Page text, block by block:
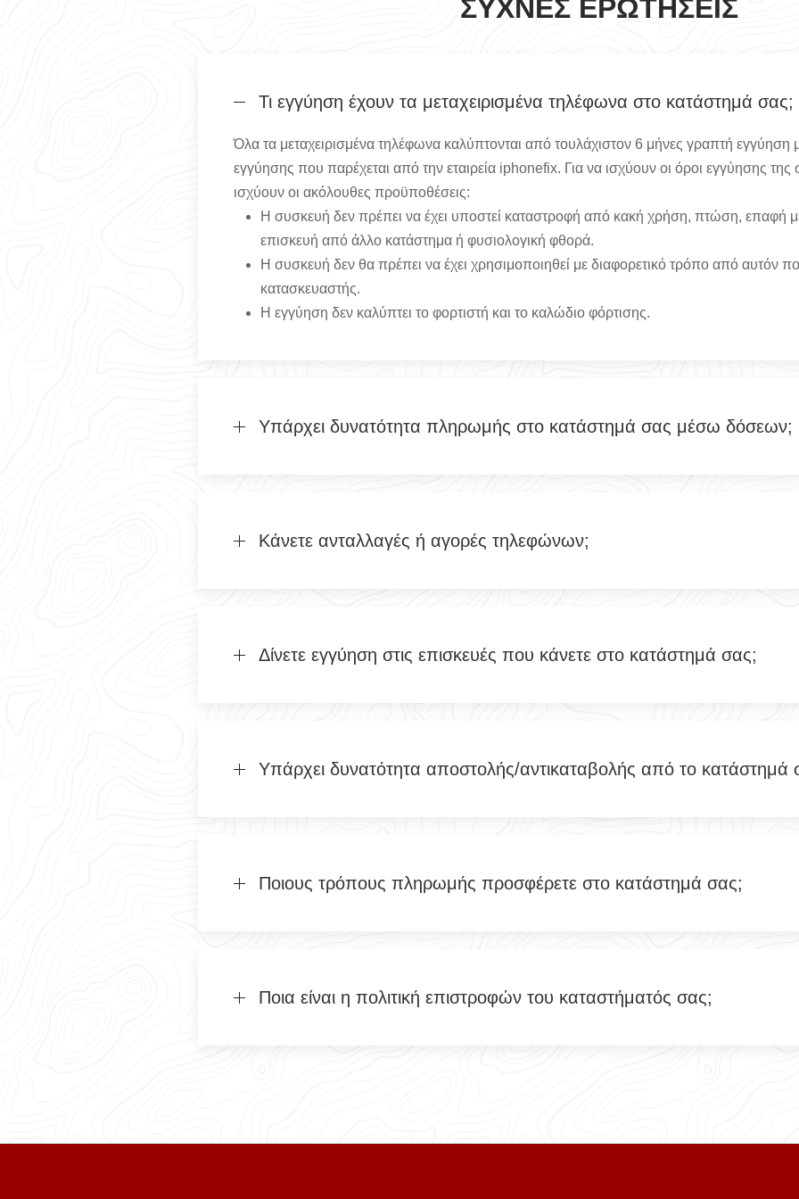
ΣΥΧΝΈΣ ΕΡΩΤΉΣΕΙΣ
Τι εγγύηση έχουν τα μεταχειρισμένα τηλέφωνα στο κατάστημά σας;
Όλα τα μεταχειρισμένα τηλέφωνα καλύπτονται από τουλάχιστον 6 μήνες γραπτή εγγύηση
εγγύησης που παρέχεται από την εταιρεία iphonefix. Για να ισχύουν οι όροι εγγύησης
ισχύουν οι ακόλουθες προϋποθέσεις:
Η συσκευή δεν πρέπει να έχει υποστεί καταστροφή από κακή χρήση, πτώση, επαφή
επισκευή από άλλο κατάστημα ή φυσιολογική φθορά.
Η συσκευή δεν θα πρέπει να έχει χρησιμοποιηθεί με διαφορετικό τρόπο από αυτόν
κατασκευαστής.
Η εγγύηση δεν καλύπτει το φορτιστή και το καλώδιο φόρτισης.
Υπάρχει δυνατότητα πληρωμής στο κατάστημά σας μέσω δόσεων;
Κάνετε ανταλλαγές ή αγορές τηλεφώνων;
Δίνετε εγγύηση στις επισκευές που κάνετε στο κατάστημά σας;
Υπάρχει δυνατότητα αποστολής/αντικαταβολής από το κατάστημά
Ποιους τρόπους πληρωμής προσφέρετε στο κατάστημά σας;
Ποια είναι η πολιτική επιστροφών του καταστήματός σας;